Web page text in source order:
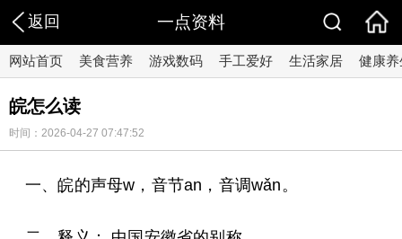
返回 一点资料
网站首页 美食营养 游戏数码 手工爱好 生活家居 健康养
皖怎么读
时间：2026-04-27 07:47:52
一、皖的声母w，音节an，音调wǎn。